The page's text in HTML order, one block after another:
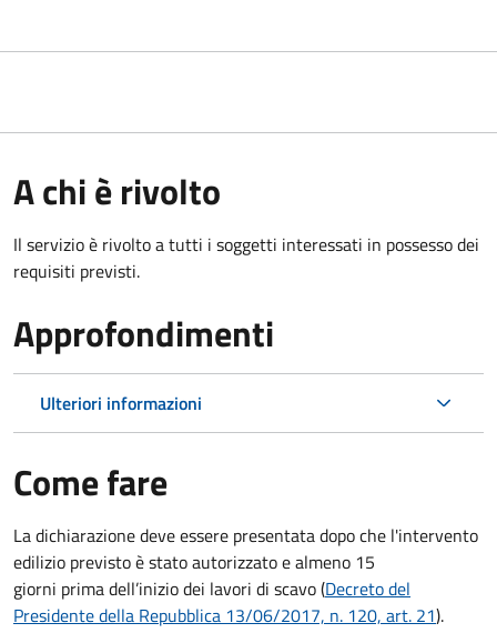
A chi è rivolto
Il servizio è rivolto a tutti i soggetti interessati in possesso dei
requisiti previsti.
Approfondimenti
Ulteriori informazioni
Come fare
La dichiarazione deve essere presentata dopo che l'intervento
edilizio previsto è stato autorizzato e almeno 15
giorni primadell’inizio dei lavori di scavo (Decreto del
Presidente della Repubblica 13/06/2017, n. 120, art. 21).